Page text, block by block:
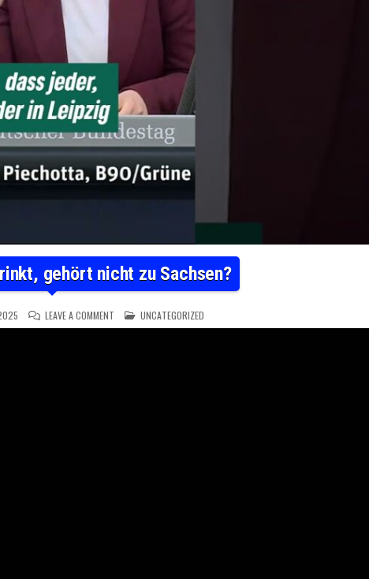
gehört nicht zu Sachsen?
LEAVE A COMMENT ON WER HAFERMILCH TRINKT, GEHÖRT NICHT ZU SACHSEN?
POSTED IN
UNCATEGORIZED